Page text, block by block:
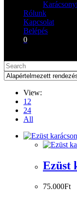
Rólunk
Kapcsolat
Belépés
0
View:
12
24
All
Ezüst
75.000Ft